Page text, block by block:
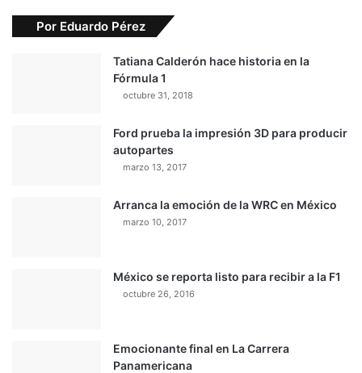
Por Eduardo Pérez
Tatiana Calderón hace historia en la
Fórmula 1
octubre 31, 2018
Ford prueba la impresión 3D para producir
autopartes
marzo 13, 2017
Arranca la emoción de la WRC en México
marzo 10, 2017
México se reporta listo para recibir a la F1
octubre 26, 2016
Emocionante final en La Carrera
Panamericana